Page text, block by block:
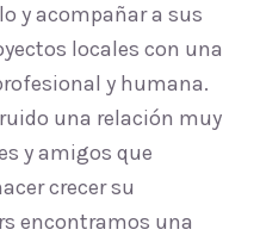
y acompañar a sus
locales con una
y humana.
una relación muy
y amigos que
crecer su
encontramos una